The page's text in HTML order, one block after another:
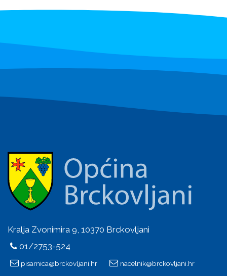
Kralja Zvonimira 9, 10370 Brckovljani
01/2753-524
pisarnica@brckovljani.hr nacelnik@brckovljani.hr